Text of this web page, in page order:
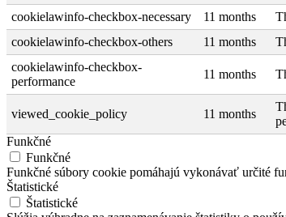
cookielawinfo-checkbox-necessary
11 months
cookielawinfo-checkbox-others
11 months
cookielawinfo-checkbox-
performance
11 months
viewed_cookie_policy 11 months
Funkčné
Funkčné
Funkčné súbory cookie pomáhajú vykonávať určité
Štatistické
Štatistické